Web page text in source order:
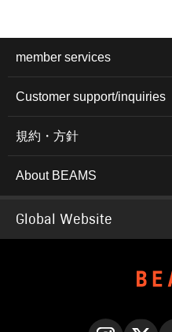
member services
Customer support/inquiries
規約・方針
About BEAMS
Global Website